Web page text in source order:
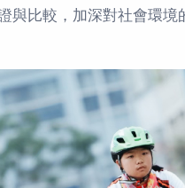
與比較，加深對社會環境